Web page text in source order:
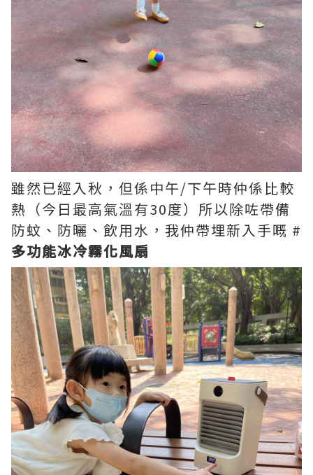
雖然已經入秋，但係中午/下午時仲係比較
熱（今日最高氣溫有30度）所以除咗帶備
防蚊、防曬、飲用水，我仲帶埋新入手嘅 #
多功能冰冷霧化風扇